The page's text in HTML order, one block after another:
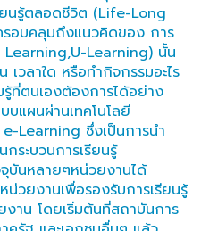
นรู้ตลอดชีวิต (Life-Long
รอบคลุมถึงแนวคิดของ การ
Learning) นั้น
เวลาใด หรือทำกิจกรรมอะไร
ที่ตนเองต้องการได้อย่าง
บแผนผ่านเทคโนโลยี
Learning ซึ่งเป็นการนำ
ระบวนการเรียนรู้
บันหลายๆหน่วยงานได้
ยงานเพื่อรองรับการเรียนรู้
าน โดยเริ่มต้นที่สถาบันการ